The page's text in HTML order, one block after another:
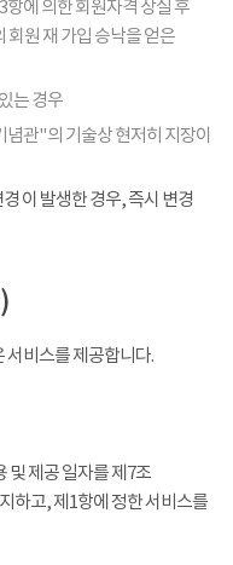
항에 의한 회원자격 상실 후
원 재 가입 승낙을 얻은
는 경우
관"의 기술상 현저히 지장이
이 발생한 경우, 즉시 변경
비스를 제공합니다.
및 제공 일자를 제7조
하고, 제1항에 정한 서비스를